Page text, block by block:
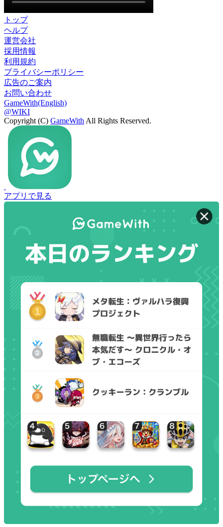
トップ
ヘルプ
運営会社
採用情報
利用規約
プライバシーポリシー
広告のご案内
お問い合わせ
GameWith(English)
@WIKI
Copyright (C) GameWith All Rights Reserved.
アプリで見る